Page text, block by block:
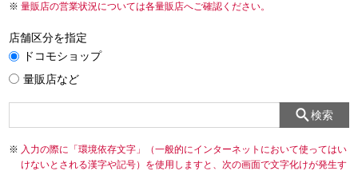
量販店の営業状況については各量販店へご確認ください。
店舗区分を指定
ドコモショップ
量販店など
検索
入力の際に「環境依存文字」（一般的にインターネットにおいて使ってはい
けないとされる漢字や記号）を使用しますと、次の画面で文字化けが発生す